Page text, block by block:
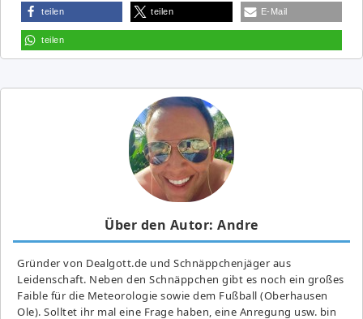
teilen teilen E-Mail
teilen
Über den Autor: Andre
Gründer von Dealgott.de und Schnäppchenjäger aus
Leidenschaft. Neben den Schnäppchen gibt es noch ein großes
Fai­ble für die Meteorologie sowie dem Fußball (Oberhausen
Ole). Solltet ihr mal eine Frage haben, eine Anregung usw. bin